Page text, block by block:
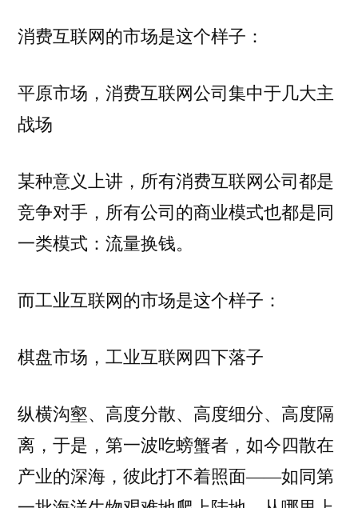
消费互联网的市场是这个样子：
平原市场，消费互联网公司集中于几大主
战场
某种意义上讲，所有消费互联网公司都是
竞争对手，所有公司的商业模式也都是同
一类模式：流量换钱。
而工业互联网的市场是这个样子：
棋盘市场，工业互联网四下落子
纵横沟壑、高度分散、高度细分、高度隔
离，于是，第一波吃螃蟹者，如今四散在
产业的深海，彼此打不着照面——如同第